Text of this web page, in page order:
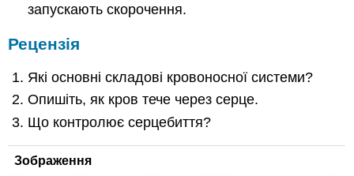
запускають скорочення.
Рецензія
Які основні складові кровоносної системи?
Опишіть, як кров тече через серце.
Що контролює серцебиття?
Зображення